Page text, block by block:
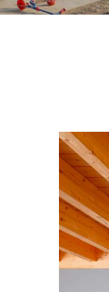
Slider
basic
page